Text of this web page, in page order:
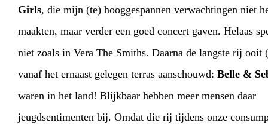
Girls, die mijn (te) hooggespannen verwachtingen niet helemaal waar
maakten, maar verder een goed concert gaven. Helaas speelden ze
niet zoals in Vera The Smiths. Daarna de langste rij ooit (blokje om)
vanaf het ernaast gelegen terras aanschouwd: Belle &
waren in het land! Blijkbaar hebben meer mensen daar
jeugdsentimenten bij. Omdat die rij tijdens onze consumpties maar